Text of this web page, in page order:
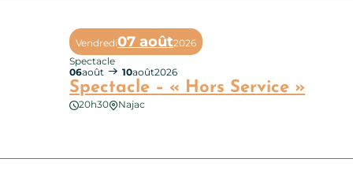
Spectacle – « Hors Service »
20h30 Najac
Vendredi07 août2026
Spectacle
06août 10août2026